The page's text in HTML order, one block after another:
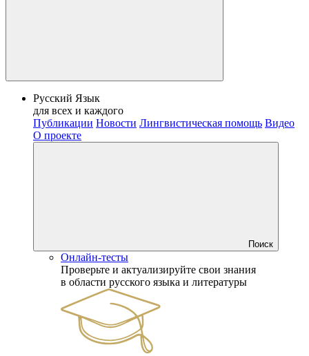
Русский Язык
для всех и каждого
Публикации Новости Лингвистическая помощь Видео
О проекте
Поиск
Онлайн-тесты
Проверьте и актуализируйте свои знания
в области русского языка и литературы